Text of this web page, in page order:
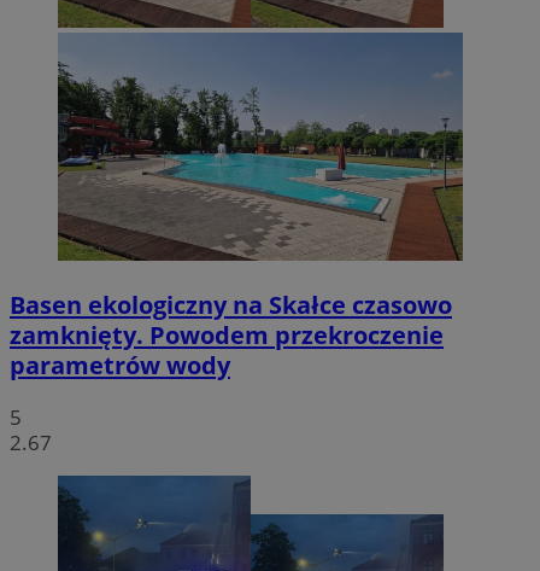
Basen ekologiczny na Skałce czasowo
zamknięty. Powodem przekroczenie
parametrów wody
5
2.67